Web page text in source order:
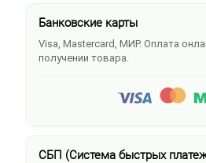
Банковские карты
Visa, Mastercard, МИР. Оплата
получении товара.
СБП (Система быстрых